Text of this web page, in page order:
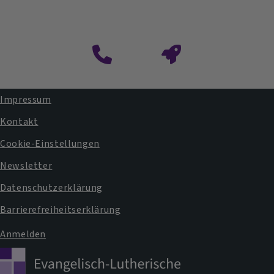
Fußbereichsmenü
Impressum
Kontakt
Cookie-Einstellungen
Newsletter
Datenschutzerklärung
Barrierefreiheitserklärung
Benutzermenü
Anmelden